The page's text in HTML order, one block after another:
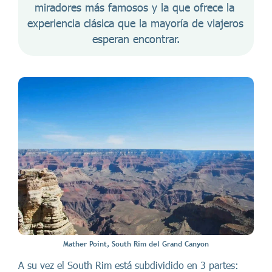
miradores más famosos y la que ofrece la
experiencia clásica que la mayoría de viajeros
esperan encontrar.
Mather Point, South Rim del Grand Canyon
A su vez el South Rim está subdividido en 3 partes: